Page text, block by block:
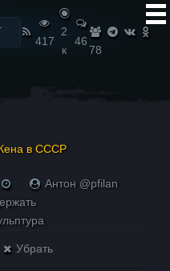
417
2
к
46
78
в СССР
Антон @pfilan
Убрать